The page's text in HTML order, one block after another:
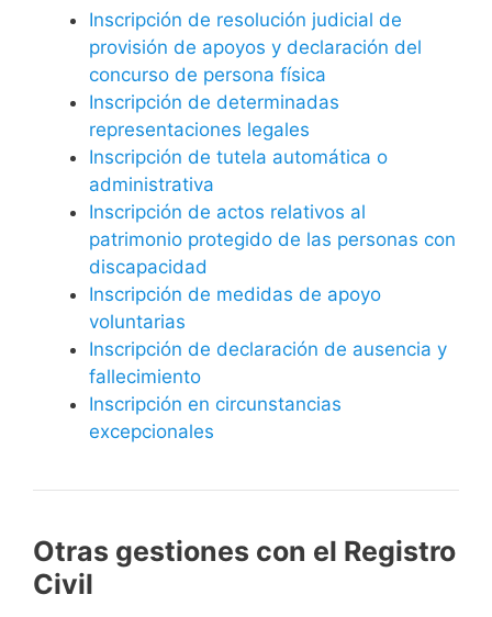
Inscripción de resolución judicial de
provisión de apoyos y declaración del
concurso de persona física
Inscripción de determinadas
representaciones legales
Inscripción de tutela automática o
administrativa
Inscripción de actos relativos al
patrimonio protegido de las personas con
discapacidad
Inscripción de medidas de apoyo
voluntarias
Inscripción de declaración de ausencia y
fallecimiento
Inscripción en circunstancias
excepcionales
Otras gestiones con el Registro
Civil